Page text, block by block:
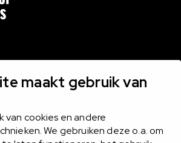
maakt gebruik van
van cookies en andere
We gebruiken deze o.a. om